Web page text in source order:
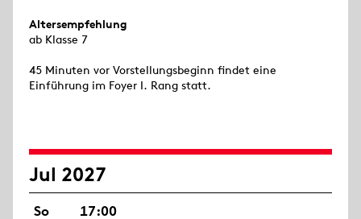
Altersempfehlung
ab Klasse 7
45 Minuten vor Vorstellungsbeginn findet eine
Einführung im Foyer I. Rang statt.
Jul 2027
So
17:00